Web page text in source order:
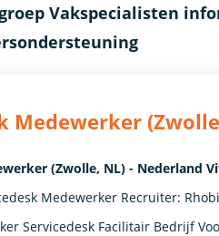
Vakspecialisten
Medewerker
(Zwolle, NL) - Nederland
Medewerker Recruiter:
Servicedesk Facilitair Bedrijf